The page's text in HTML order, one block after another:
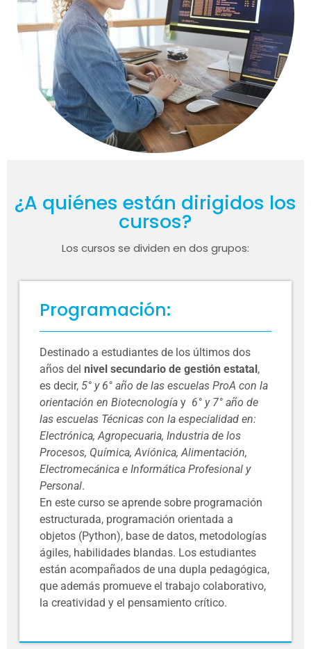
¿A quiénes están dirigidos los
cursos?
Los cursos se dividen en dos grupos:
Programación:
Destinado a estudiantes de los últimos dos
años del nivel secundario de gestión estatal,
es decir, 5° y 6° año de las escuelas ProA con la
orientación en Biotecnologíay 6° y 7° año de
las escuelas Técnicas con la especialidad en:
Electrónica, Agropecuaria, Industria de los
Procesos, Química, Aviónica, Alimentación,
Electromecánica e Informática Profesional y
Personal.
En este curso se aprende sobre programación
estructurada, programación orientada a
objetos (Python), base de datos, metodologías
ágiles, habilidades blandas. Los estudiantes
están acompañados de una dupla pedagógica,
que además promueve el trabajo colaborativo,
la creatividad y el pensamiento crítico.